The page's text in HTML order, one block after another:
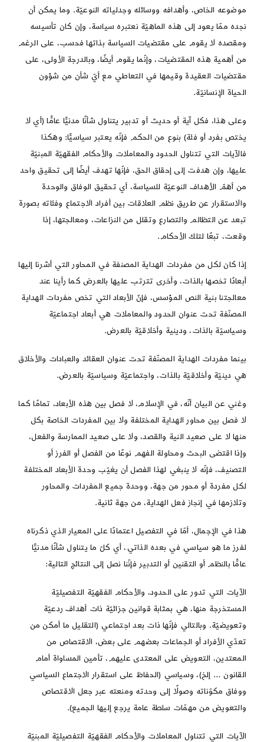
موضوعه الخاص، وأهدافه ووسائله وجدلياته النوعيّة. وما يمكن أن
نجده ممّا يعود إلى هذه الماهيّة نعتبره سياسة، وإن كان تأسيسه
ومقصده لا يقوم على مقتضيات السياسة بذاتها فحسب، على الرغم
من أهمية هذه المقتضيات، وإنّما يقوم أيضًا، وبالدرجة الأولى، على
مقتضيات العقيدة وقيمها في التعاطي مع أيّ شأن من شؤون
الحياة الإنسانيّة.
وعلى هذا، فكل آية أو حديث أو تدبير يتناول شأنًا مدنيًّا عامًّا (أي لا
يختص بفرد أو فئة) بنوع من الحكم فإنّه يعتبر سياسيًّا: وهكذا
فالآيات التي تتناول الحدود والمعاملات والأحكام الفقهيّة المبنيّة
عليها، وإن هدفت إلى إحقاق الحق، فإنّها تهدف أيضًا إلى تحقيق واحد
من أهمّ الأهداف النوعيّة للسياسة، أي تحقيق الوفاق والوحدة
والاستقرار عن طريق نظم العلاقات بين أفراد الاجتماع وفئاته بصورة
تبعد عن التظالم والتصارع وتقلل من النزاعات، ومعالجتها، إذا
وقعت، تبعًا لتلك الأحكام.
إذا كان لكل من مفردات الهداية المصنفة في المحاور التي أشرنا إليها
أبعادًا تخصها بالذات، وأخرى تترتب عليها بالعرض كما رأينا عند
معالجتنا بنية النص المؤسس، فإنّ الأبعاد التي تخص مفردات الهداية
المصنّفة تحت عنوان الحدود والمعاملات هي أبعاد اجتماعيّة
وسياسيّة بالذات، ودينية وأخلاقيّة بالعرض.
بينما مفردات الهداية المصنّفة تحت عنوان العقائد والعبادات والأخلاق
هي دينيّة وأخلاقيّة بالذات، واجتماعيّة وسياسيّة بالعرض.
وغني عن البيان أنّه، في الإسلام، لا فصل بين هذه الأبعاد، تمامًا كما
لا فصل بين محاور الهداية المختلفة ولا بين المفردات الخاصة بكل
منها لا على صعيد النية والقصد، ولا على صعيد الممارسة والفعل،
وإذا اقتضى البحث ومحاولة الفهم نوعًا من الفصل أو الفرز أو
التصنيف، فإنّه لا ينبغي لهذا الفصل أن يغيّب وحدة الأبعاد المختلفة
لكل مفردة أو محور من جهة، ووحدة جميع المفردات والمحاور
وتلازمها في إنجاز فعل الهداية، من جهة ثانية.
هذا في الإجمال، أمّا في التفصيل اعتمادًا على المعيار الذي ذكرناه
لفرز ما هو سياسي في بعده الذاتي، أي كلّ ما يتناول شأنًا مدنيًّا
عامًّا بالنظم أو التقنين أو التدبير فإنّنا نصل إلى النتائج التالية:
الآيات التي تدور على الحدود، والأحكام الفقهيّة التفصيليّة
المستخرجة منها، هي بمثابة قوانين جزائيّة ذات أهداف ردعيّة
وتعويضيّة. وبالتالي فإنّها ذات بعد اجتماعي (التقليل ما أمكن من
تعدّي الأفراد أو الجماعات بعضهم على بعض، الاقتصاص من
المعتدين، التعويض على المعتدى عليهم، تأمين المساواة أمام
القانون … إلخ)، وسياسي (الحفاظ على استقرار الاجتماع السياسي
ووفاق مكوّناته وصولًا إلى وحدته ومنعته عبر جعل الاقتصاص
والتعويض من مهمّات سلطة عامة يرجع إليها الجميع).
الآيات التي تتناول المعاملات والأحكام الفقهيّة التفصيليّة المبنيّة